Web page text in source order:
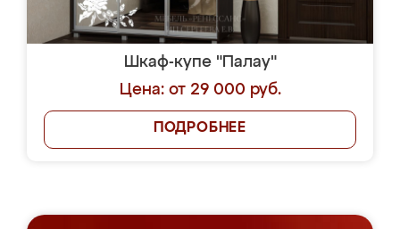
Шкаф-купе "Палау"
Цена: от 29 000 руб.
ПОДРОБНЕЕ